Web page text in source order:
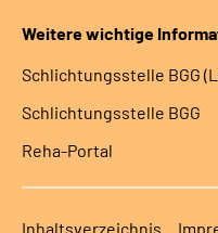
Weitere wichtige
Schlich­tungs­stel­le BGG
Schlich­tungs­stel­le BGG
Reha-Portal
Inhaltsverzeichnis